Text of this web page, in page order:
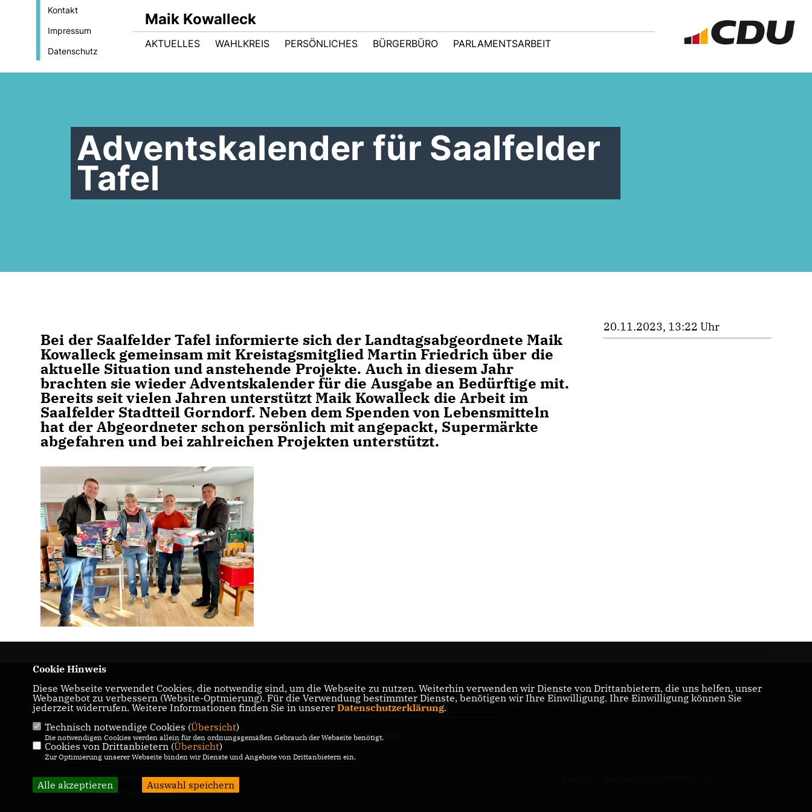
Kontakt
Impressum
Datenschutz
Maik Kowalleck
AKTUELLES WAHLKREIS PERSÖNLICHES BÜRGERBÜRO PARLAMENTSARBEIT
Adventskalender für Saalfelder
Tafel
Bei der Saalfelder Tafel informierte sich der Landtagsabgeordnete Maik
Kowalleck gemeinsam mit Kreistagsmitglied Martin Friedrich über die
aktuelle Situation und anstehende Projekte. Auch in diesem Jahr
brachten sie wieder Adventskalender für die Ausgabe an Bedürftige mit.
Bereits seit vielen Jahren unterstützt Maik Kowalleck die Arbeit im
Saalfelder Stadtteil Gorndorf. Neben dem Spenden von Lebensmitteln
hat der Abgeordneter schon persönlich mit angepackt, Supermärkte
abgefahren und bei zahlreichen Projekten unterstützt.
20.11.2023, 13:22 Uhr
Maik Kowalleck - Mitglied des Thüringer
Landtags
IMPRESSUM
DATENSCHUTZ
KONTAKT
CDU Landesverband Thüringen
CDU Deutschlands
© 2026 CDU-Bürgerbüro Maik Kowalleck
Alle Rechte vorbehalten.
Cookie Hinweis
Diese Webseite verwendet Cookies, die notwendig sind, um die Webseite zu nutzen. Weiterhin verwenden wir Dienste von Drittanbietern, die uns helfen, unser
Webangebot zu verbessern (Website-Optmierung). Für die Verwendung bestimmter Dienste, benötigen wir Ihre Einwilligung. Ihre Einwilligung können Sie
jederzeit widerrufen. Weitere Informationen finden Sie in unserer Datenschutzerklärung.
Technisch notwendige Cookies (Übersicht)
Die notwendigen Cookies werden allein für den ordnungsgemäßen Gebrauch der Webseite benötigt.
Cookies von Drittanbietern (Übersicht)
Zur Optimierung unserer Webseite binden wir Dienste und Angebote von Drittanbietern ein.
Alle akzeptieren Auswahl speichern